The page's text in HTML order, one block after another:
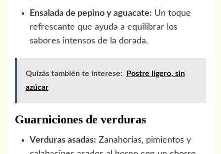
Ensalada de pepino y aguacate: Un toque
refrescante que ayuda a equilibrar los
sabores intensos de la dorada.
Quizás también te interese:
Postre ligero, sin
azúcar
Guarniciones de verduras
Verduras asadas: Zanahorias, pimientos y